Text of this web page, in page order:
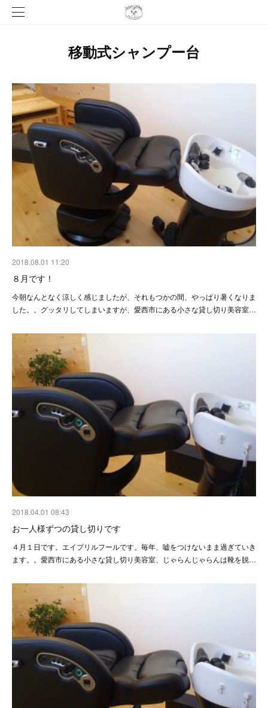
移動式シャンプー台
2018.08.01 11:20
８月です！
今朝なんとなく涼しく感じましたが、それもつかの間、やっぱり暑くなりま
した。。グッタリしてしまいますが、愛西市にある小さな貸し切り美容室…
2018.04.01 08:43
お一人様ずつの貸し切りです
４月１日です。エイプリルフールです。毎年、嘘をつけないまま過ぎていき
ます。。愛西市にある小さな貸し切り美容室、じゃらんじゃらんは靴を脱…